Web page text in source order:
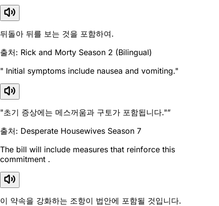
뒤돌아 뒤를 보는 것을 포함하여.
출처: Rick and Morty Season 2 (Bilingual)
" Initial symptoms include nausea and vomiting."
"초기 증상에는 메스꺼움과 구토가 포함됩니다."”
출처: Desperate Housewives Season 7
The bill will include measures that reinforce this
commitment .
이 약속을 강화하는 조항이 법안에 포함될 것입니다.